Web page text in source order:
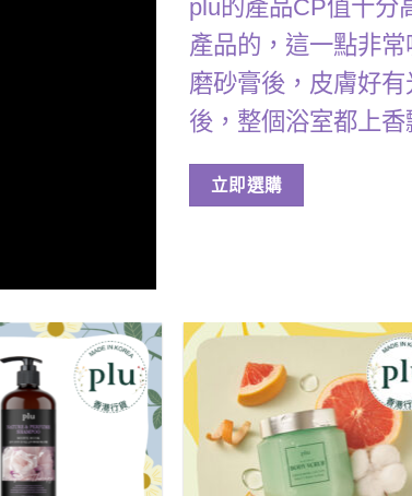
plu的產品CP值十分
產品的，這一點非
磨砂膏後，皮膚好
後，整個浴室都上香
立即選購